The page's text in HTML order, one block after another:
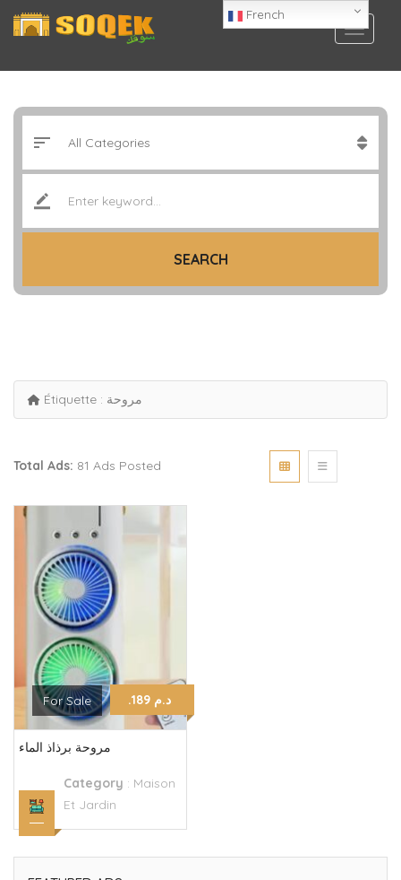
SEARCH
Étiquette : مروحة
Total Ads: 81 Ads Posted
For Sale .د.م 189
مروحة برذاذ الماء
Category : Maison
Et Jardin
French